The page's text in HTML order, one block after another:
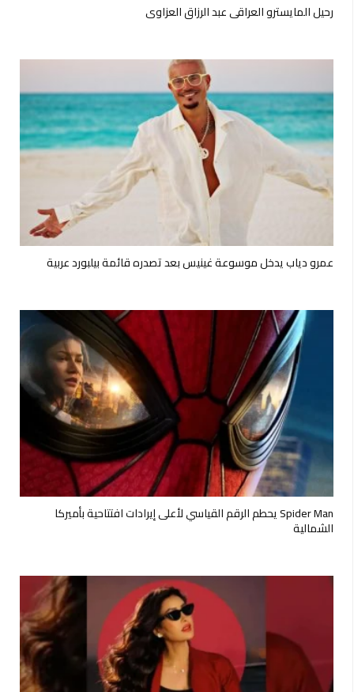
رحيل المايسترو العراقي عبد الرزاق العزاوي
عمرو دياب يدخل موسوعة غينيس بعد تصدره قائمة بيلبورد عربية
Spider Man يحطم الرقم القياسي لأعلى إيرادات افتتاحية بأميركا
الشمالية